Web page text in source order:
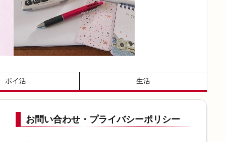
ポイ活 生活
お問い合わせ・プライバシーポリシー